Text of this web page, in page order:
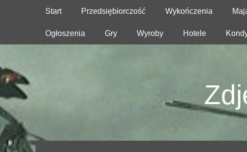
Start Przedsiębiorczość Wykończenia
Ogłoszenia Gry Wyroby Hotele